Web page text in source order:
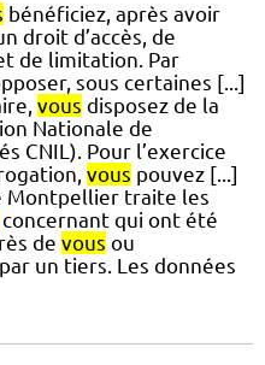
bénéficiez, après avoir
droit d’accès, de
de limitation. Par
sous certaines [...]
vous disposez de la
Nationale de
CNIL). Pour l’exercice
vous pouvez [...]
Montpellier traite les
concernant qui ont été
de vous ou
un tiers. Les données